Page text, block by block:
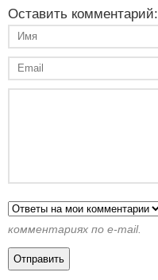
Оставить комментарий:
комментариях по e-mail.